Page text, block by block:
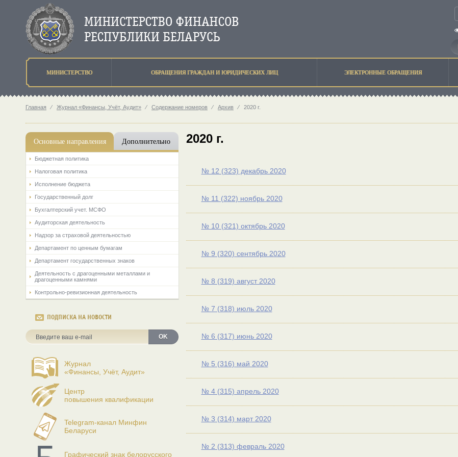
МИНИСТЕРСТВО ОБРАЩЕНИЯ ГРАЖДАН И ЮРИДИЧЕСКИХ ЛИЦ ЭЛЕКТРОННЫЕ ОБРАЩЕНИЯ
Главная ⁄ Журнал «Финансы, Учёт, Аудит» ⁄ Содержание номеров ⁄ Архив ⁄ 2020 г.
Основные направления Дополнительно
Бюджетная политика
Налоговая политика
Исполнение бюджета
Государственный долг
Бухгалтерский учет. МСФО
Аудиторская деятельность
Надзор за страховой деятельностью
Департамент по ценным бумагам
Департамент государственных знаков
Деятельность с драгоценными металлами и
драгоценными камнями
Контрольно-ревизионная деятельность
ПОДПИСКА НА НОВОСТИ
OK
Журнал
«Финансы, Учёт, Аудит»
Центр
повышения квалификации
Telegram-канал Минфин
Беларуси
Графический знак белорусского
2020 г.
№ 12 (323) декабрь 2020
№ 11 (322) ноябрь 2020
№ 10 (321) октябрь 2020
№ 9 (320) сентябрь 2020
№ 8 (319) август 2020
№ 7 (318) июль 2020
№ 6 (317) июнь 2020
№ 5 (316) май 2020
№ 4 (315) апрель 2020
№ 3 (314) март 2020
№ 2 (313) февраль 2020